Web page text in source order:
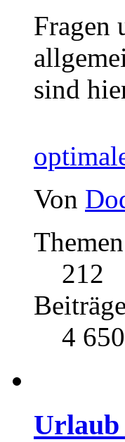
Fragen
sind
Von
Themen
212
Beiträge
4 650
Urlaub